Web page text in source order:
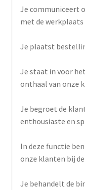
Je communiceert
met de
Je plaatst
Je staat in voor
onthaal van onze
Je begroet de
enthousiaste en
In deze functie
onze klanten bij
Je behandelt de